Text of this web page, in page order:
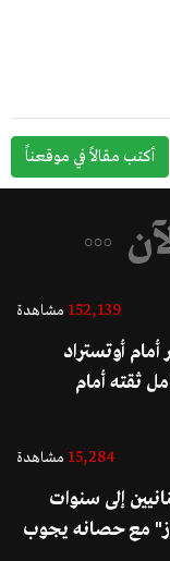
أكتب مقالاً في موقعناً
152,139 مشاهدة
أمام أوتستراد
ثقته أمام
اصطفلوا يا
15,284 مشاهدة
إلى سنوات
مع حصانه يجوب